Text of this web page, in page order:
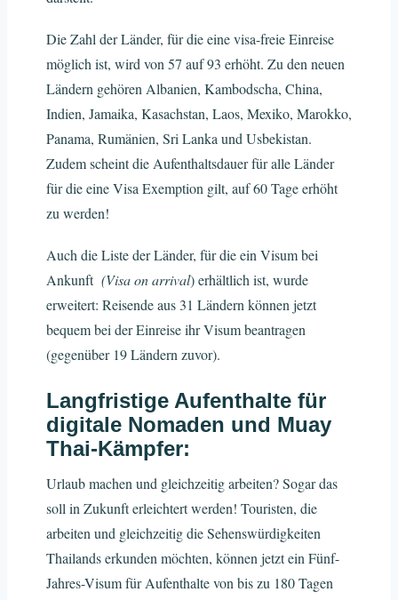
Die Zahl der Länder, für die eine visa-freie Einreise
möglich ist, wird von 57 auf 93 erhöht. Zu den neuen
Ländern gehören Albanien, Kambodscha, China,
Indien, Jamaika, Kasachstan, Laos, Mexiko, Marokko,
Panama, Rumänien, Sri Lanka und Usbekistan.
Zudem scheint die Aufenthaltsdauer für alle Länder
für die eine Visa Exemption gilt, auf 60 Tage erhöht
zu werden!
Auch die Liste der Länder, für die ein Visum bei
Ankunft (Visa on arrival) erhältlich ist, wurde
erweitert: Reisende aus 31 Ländern können jetzt
bequem bei der Einreise ihr Visum beantragen
(gegenüber 19 Ländern zuvor).
Langfristige Aufenthalte für
digitale Nomaden und Muay
Thai-Kämpfer:
Urlaub machen und gleichzeitig arbeiten? Sogar das
soll in Zukunft erleichtert werden! Touristen, die
arbeiten und gleichzeitig die Sehenswürdigkeiten
Thailands erkunden möchten, können jetzt ein Fünf-
Jahres-Visum für Aufenthalte von bis zu 180 Tagen